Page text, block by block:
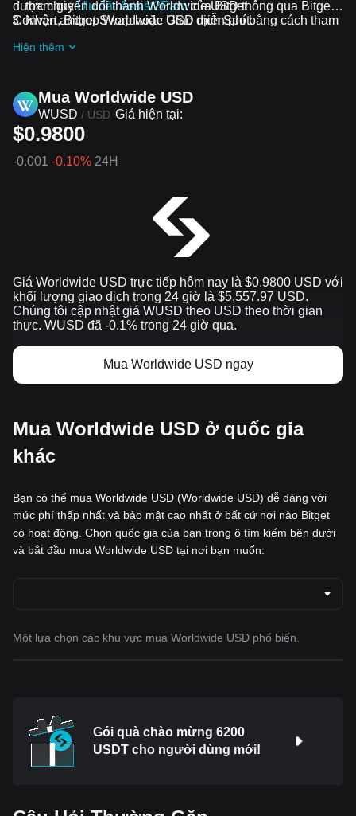
tham giaƯu đãi Assist2Earncủa Bitget
Nhận airdrop Worldwide USD miễn phí bằng cách tham
được chuyển đổi thành Worldwide USD thông qua Bitget
Convert, Bitget Swap hoặc Giao dịch Spot.
Hiện thêm
Mua Worldwide USD
WUSD / USD Giá hiện tại:
$0.9800
-0.001 -0.10% 24H
Giá Worldwide USD trực tiếp hôm nay là $0.9800 USD với
khối lượng giao dịch trong 24 giờ là $5,557.97 USD.
Chúng tôi cập nhật giá WUSD theo USD theo thời gian
thực. WUSD đã -0.1% trong 24 giờ qua.
Mua Worldwide USD ngay
Mua Worldwide USD ở quốc gia
khác
Bạn có thể mua Worldwide USD (Worldwide USD) dễ dàng với
mức phí thấp nhất và bảo mật cao nhất ở bất cứ nơi nào Bitget
có hoạt động. Chọn quốc gia của bạn trong ô tìm kiếm bên dưới
và bắt đầu mua Worldwide USD tại nơi bạn muốn:
Một lựa chọn các khu vực mua Worldwide USD phổ biến.
Gói quà chào mừng 6200
USDT cho người dùng mới!